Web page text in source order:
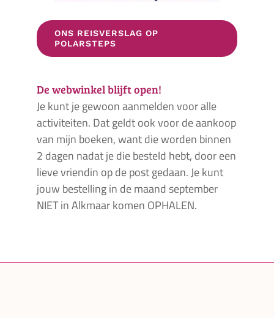
ONS REISVERSLAG OP
POLARSTEPS
De webwinkel blijft open!
Je kunt je gewoon aanmelden voor alle
activiteiten. Dat geldt ook voor de aankoop
van mijn boeken, want die worden binnen
2 dagen nadat je die besteld hebt, door een
lieve vriendin op de post gedaan. Je kunt
jouw bestelling in de maand september
NIET in Alkmaar komen OPHALEN.